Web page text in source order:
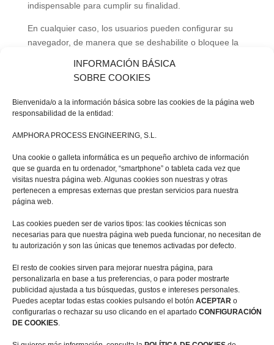
INFORMACIÓN BÁSICA
SOBRE COOKIES
Bienvenida/o a la información básica sobre las cookies de la página web
responsabilidad de la entidad:
AMPHORA PROCESS ENGINEERING, S.L.
Una cookie o galleta informática es un pequeño archivo de información
que se guarda en tu ordenador, “smartphone” o tableta cada vez que
visitas nuestra página web. Algunas cookies son nuestras y otras
pertenecen a empresas externas que prestan servicios para nuestra
página web.
Las cookies pueden ser de varios tipos: las cookies técnicas son
necesarias para que nuestra página web pueda funcionar, no necesitan de
tu autorización y son las únicas que tenemos activadas por defecto.
El resto de cookies sirven para mejorar nuestra página, para
personalizarla en base a tus preferencias, o para poder mostrarte
publicidad ajustada a tus búsquedas, gustos e intereses personales.
Puedes aceptar todas estas cookies pulsando el botón ACEPTAR o
configurarlas o rechazar su uso clicando en el apartado CONFIGURACIÓN
DE COOKIES.
indispensable para cumplir su finalidad.
En cualquier caso, los usuarios pueden configurar su
navegador, de manera que se deshabilite o bloquee la
recepción de todas o algunas de las cookies. El hecho
sitios web de AMPHORA PROCESS ENGINEERING
aunque el uso de algunos servicios podrá ser limitado.
de cookies, se desease retirar éste, se deberán eliminar
aquellas almacenadas en el equipo del usuario, a través
de las opciones de los diferentes navegadores.
La forma de configurar los diferentes navegadores para
ejercitar las acciones señaladas en los párrafos
anteriores, se puede consultar en:
Explorer: http://windows.microsoft.com/es-
explorer-9
Chrome:
https://support.google.com/chrome/answer/95647?hl=es
Firefox: http://support.mozilla.org/es/kb/cookies-
informacion-que-los-siti os-web-guardan-en-?
redirectlocale=en-US&redirectslug=Cookies